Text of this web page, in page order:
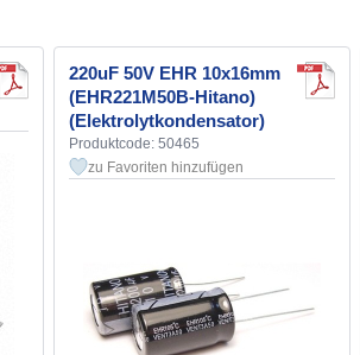
220uF 50V EHR 10x16mm
(EHR221M50B-Hitano)
(Elektrolytkondensator)
Produktcode: 50465
zu Favoriten hinzufügen